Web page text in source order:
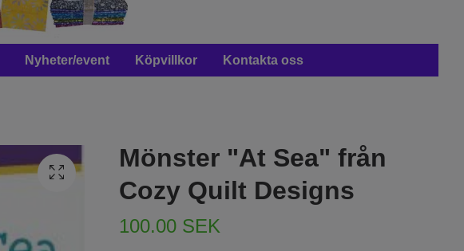
Nyheter/event Köpvillkor Kontakta oss
Mönster "At Sea" från
Cozy Quilt Designs
100.00 SEK